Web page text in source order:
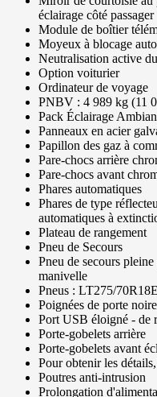
éclairage côté passager
Module de boîtier
Moyeux à blocage
Neutralisation active
Option voiturier
Ordinateur de voyage
PNBV : 4 989 kg (11
Pack Éclairage
Panneaux en acier
Papillon des gaz à
Pare-chocs arrière
Pare-chocs avant
Phares automatiques
Phares de type
automatiques à
Plateau de rangement
Pneu de Secours
Pneu de secours
manivelle
Pneus : LT275/
Poignées de porte
Port USB éloigné - de
Porte-gobelets arrière
Porte-gobelets avant
Pour obtenir les
Poutres anti-intrusion
Prolongation